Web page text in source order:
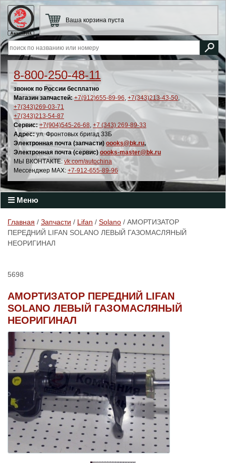
8-800-250-48-11
звонок по России бесплатно
Магазин запчастей: +7(912)655-89-96, +7(343)213-43-50,
+7(343)269-03-71
+7(343)213-54-87
Сервис: +7(904)545-26-68, +7 (343) 269-89-33
Адрес:ул. Фронтовых бригад 33Б
Электронная почта (запчасти) oooks@bk.ru,
Электронная почта (сервис) oooks-master@bk.ru
МЫ ВКОНТАКТЕ: vk.com/autochina
Мессенджер MAX: +7-912-655-89-96
Ваша корзина пуста
Меню
Главная / Запчасти / Lifan / Solano / АМОРТИЗАТОР
ПЕРЕДНИЙ LIFAN SOLANO ЛЕВЫЙ ГАЗОМАСЛЯНЫЙ
НЕОРИГИНАЛ
5698
АМОРТИЗАТОР ПЕРЕДНИЙ LIFAN
SOLANO ЛЕВЫЙ ГАЗОМАСЛЯНЫЙ
НЕОРИГИНАЛ